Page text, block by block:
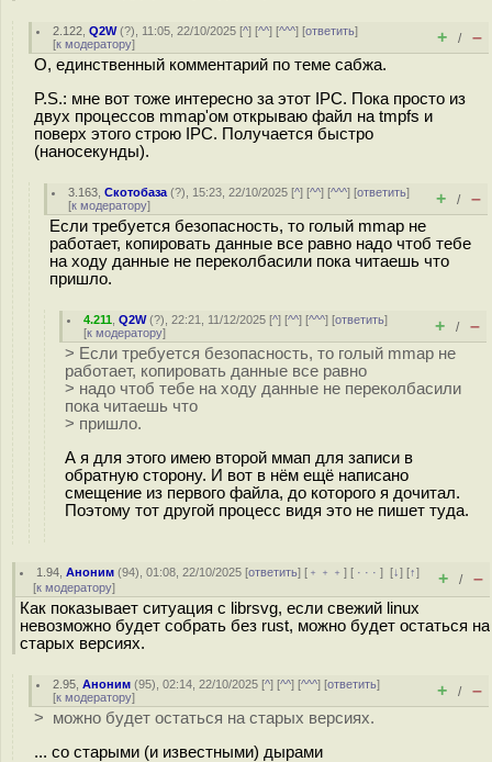
2.122 ,Q2W(?), 11:05, 22/10/2025 [^] [^^] [^^^] [ответить]
[к модератору] + / –
О, единственный комментарий по теме сабжа.
P.S.: мне вот тоже интересно за этот IPC. Пока просто из
двух процессов mmap'ом открываю файл на tmpfs и
поверх этого строю IPC. Получается быстро
(наносекунды).
3.163 ,Скотобаза (?), 15:23, 22/10/2025 [^] [^^] [^^^] [ответить]
[к модератору] + / –
Если требуется безопасность, то голый mmap не
работает, копировать данные все равно надо чтоб тебе
на ходу данные не переколбасили пока читаешь что
пришло.
4.211 ,Q2W(?), 22:21, 11/12/2025 [^] [^^] [^^^] [ответить]
[к модератору] + / –
> Если требуется безопасность, то голый mmap не
работает, копировать данные все равно
> надо чтоб тебе на ходу данные не переколбасили
пока читаешь что
> пришло.
А я для этого имею второй ммап для записи в
обратную сторону. И вот в нём ещё написано
смещение из первого файла, до которого я дочитал.
Поэтому тот другой процесс видя это не пишет туда.
1.94 ,Аноним (94), 01:08, 22/10/2025 [ответить] [ ﹢﹢﹢] [ · · ·][↓] [↑]
[к модератору] + / –
Как показывает ситуация с librsvg, если свежий linux
невозможно будет собрать без rust, можно будет остаться на
старых версиях.
2.95 ,Аноним (95), 02:14, 22/10/2025 [^] [^^] [^^^] [ответить]
[к модератору] + / –
> можно будет остаться на старых версиях.
... со старыми (и известными) дырами